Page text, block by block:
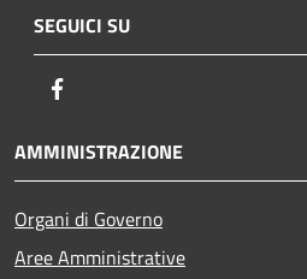
SEGUICI SU
AMMINISTRAZIONE
Organi di Governo
Aree Amministrative